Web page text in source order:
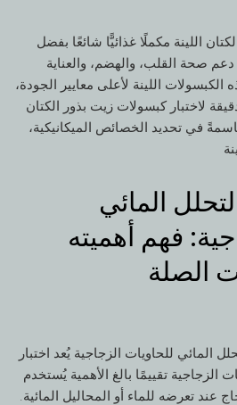
اللينة مكملًا غذائيًّا شائعًا بفضل
صحة القلب، والهضم، والعناية
اللينة لأعلى معايير الجودة،
لاختبار كبسولات زيت بذور الكتان
في تحديد الخصائص الميكانيكية،
المائي
فهم أهميته
المائي للحاويات الزجاجية يُعد اختبار
الزجاجية تقييمًا بالغ الأهمية يُستخدم
عند تعرضه للماء أو المحاليل المائية.